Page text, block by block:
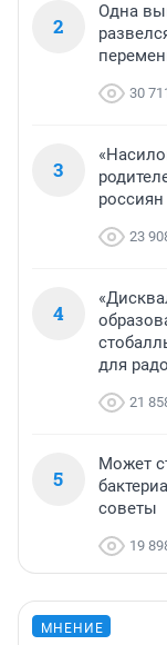
2
Одна
30
3
23
4
для
21
5
Может
советы
19
МНЕНИЕ